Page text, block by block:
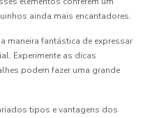
ainda mais encantadores.
maneira fantástica de expressar
Experimente as dicas
podem fazer uma grande
tipos e vantagens dos